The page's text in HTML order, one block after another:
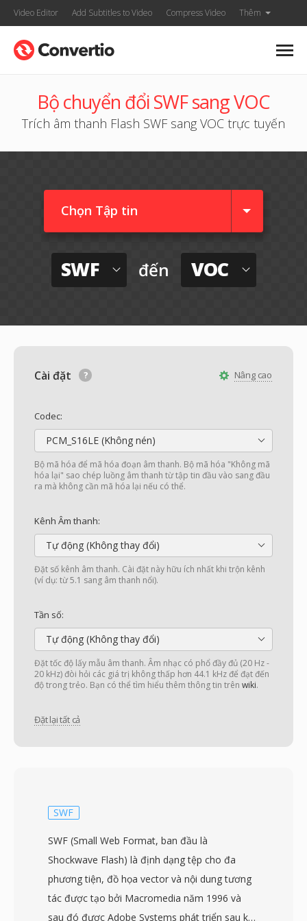
Video Editor Add Subtitles to Video Compress Video Thêm
Bộ chuyển đổi SWF sang VOC
Trích âm thanh Flash SWF sang VOC trực tuyến
Chọn Tập tin
SWF đến VOC
Nâng cao
Cài đặt
Codec:
PCM_S16LE (Không nén)
Bộ mã hóa để mã hóa đoạn âm thanh. Bộ mã hóa "Không mã
hóa lại" sao chép luồng âm thanh từ tập tin đầu vào sang đầu
ra mà không cần mã hóa lại nếu có thể.
Kênh Âm thanh:
Tự động (Không thay đổi)
Đặt số kênh âm thanh. Cài đặt này hữu ích nhất khi trộn kênh
(ví dụ: từ 5.1 sang âm thanh nổi).
Tần số:
Tự động (Không thay đổi)
Đặt tốc độ lấy mẫu âm thanh. Âm nhạc có phổ đầy đủ (20 Hz -
20 kHz) đòi hỏi các giá trị không thấp hơn 44.1 kHz để đạt đến
độ trong trẻo. Bạn có thể tìm hiểu thêm thông tin trên wiki.
Đặt lại tất cả
SWF
SWF (Small Web Format, ban đầu là
Shockwave Flash) là định dạng tệp cho đa
phương tiện, đồ họa vector và nội dung tương
tác được tạo bởi Macromedia năm 1996 và
sau đó được Adobe Systems phát triển sau khi